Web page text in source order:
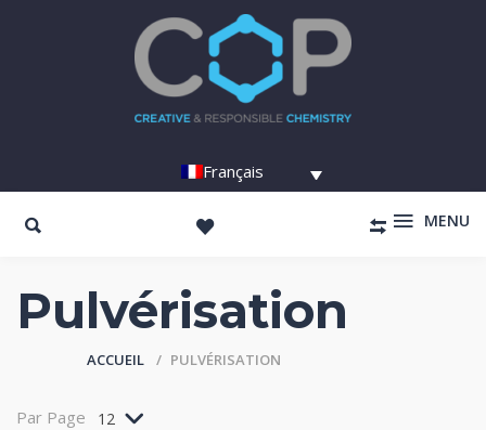
Français
MENU
Pulvérisation
ACCUEIL PULVÉRISATION
Par Page 12